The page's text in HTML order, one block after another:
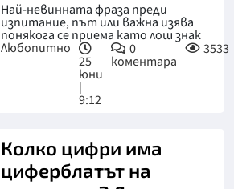
заменим
Най-невинната фраза преди
изпитание, път или важна изява
понякога се приема като лош знак
Любопитно
25
юни
|
9:12
0
коментара
3533
Колко цифри има
циферблатът на